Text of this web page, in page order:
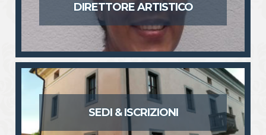
DIRETTORE ARTISTICO
SEDI & ISCRIZIONI